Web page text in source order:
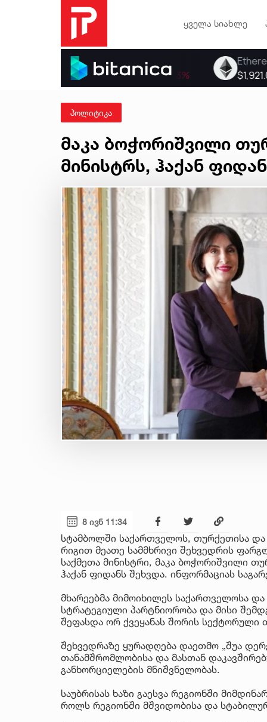
ყველა სიახლე
პოლიტიკა
მაკა ბოჭორიშვილი
მინისტრს, ჰაქან
8 ივნ 11:34
სტამბოლში საქართველოს, თურქეთისა და
რიგით მეათე სამმხრივი შეხვედრის
საქმეთა მინისტრი, მაკა ბოჭორიშვილი
ჰაქან ფიდანს შეხვდა. ინფორმაციას
მხარეებმა მიმოიხილეს საქართველოსა
სტრატეგიული პარტნიორობა და მისი
შეფასდა ორ ქვეყანას შორის სექტორული
შეხვედრაზე ყურადღება დაეთმო „შუა
თანამშრომლობისა და მასთან
განხორციელების მნიშვნელობას.
საუბრისას ხაზი გაესვა რეგიონში
როლს რეგიონში მშვიდობისა და